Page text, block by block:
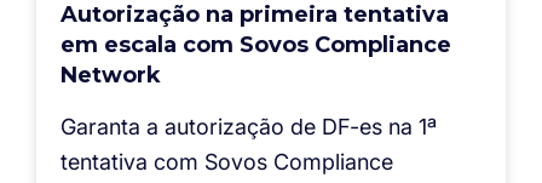
Autorização na primeira tentativa
em escala com Sovos Compliance
Network
Garanta a autorização de DF-es na 1ª
tentativa com Sovos Compliance